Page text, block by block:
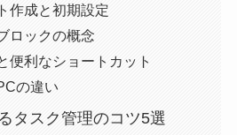
作成と初期設定
ロックの概念
便利なショートカット
の違い
タスク管理のコツ5選